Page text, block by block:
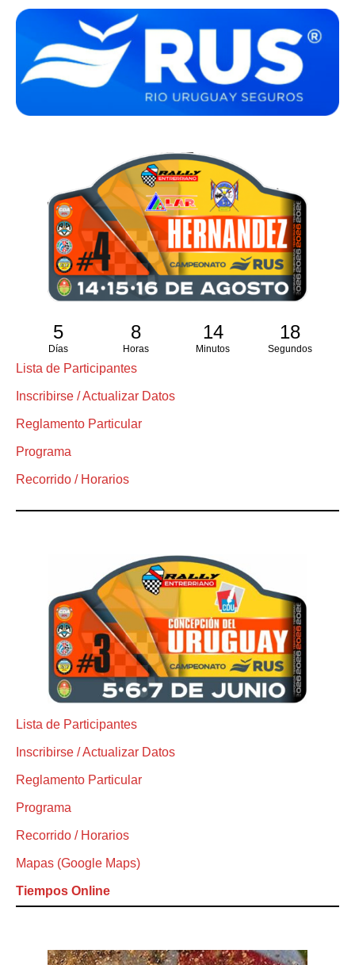
5
Días
8
Horas
14
Minutos
17
Segundos
Lista de Participantes
Inscribirse / Actualizar Datos
Reglamento Particular
Programa
Recorrido / Horarios
Lista de Participantes
Inscribirse / Actualizar Datos
Reglamento Particular
Programa
Recorrido / Horarios
Mapas (Google Maps)
Tiempos Online